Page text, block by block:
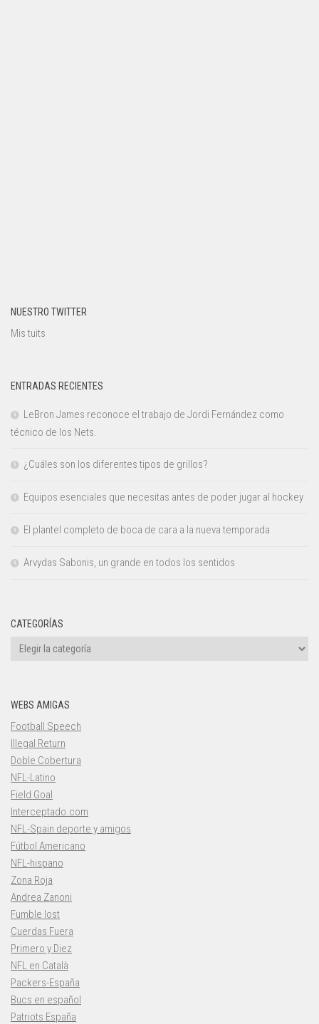
NUESTRO TWITTER
Mis tuits
ENTRADAS RECIENTES
LeBron James reconoce el trabajo de Jordi Fernández como
técnico de los Nets.
¿Cuáles son los diferentes tipos de grillos?
Equipos esenciales que necesitas antes de poder jugar al hockey
El plantel completo de boca de cara a la nueva temporada
Arvydas Sabonis, un grande en todos los sentidos
CATEGORÍAS
Categorías
WEBS AMIGAS
Football Speech
Illegal Return
Doble Cobertura
NFL-Latino
Field Goal
Interceptado.com
NFL-Spain deporte y amigos
Fútbol Americano
NFL-hispano
Zona Roja
Andrea Zanoni
Fumble lost
Cuerdas Fuera
Primero y Diez
NFL en Català
Packers-España
Bucs en español
Patriots España